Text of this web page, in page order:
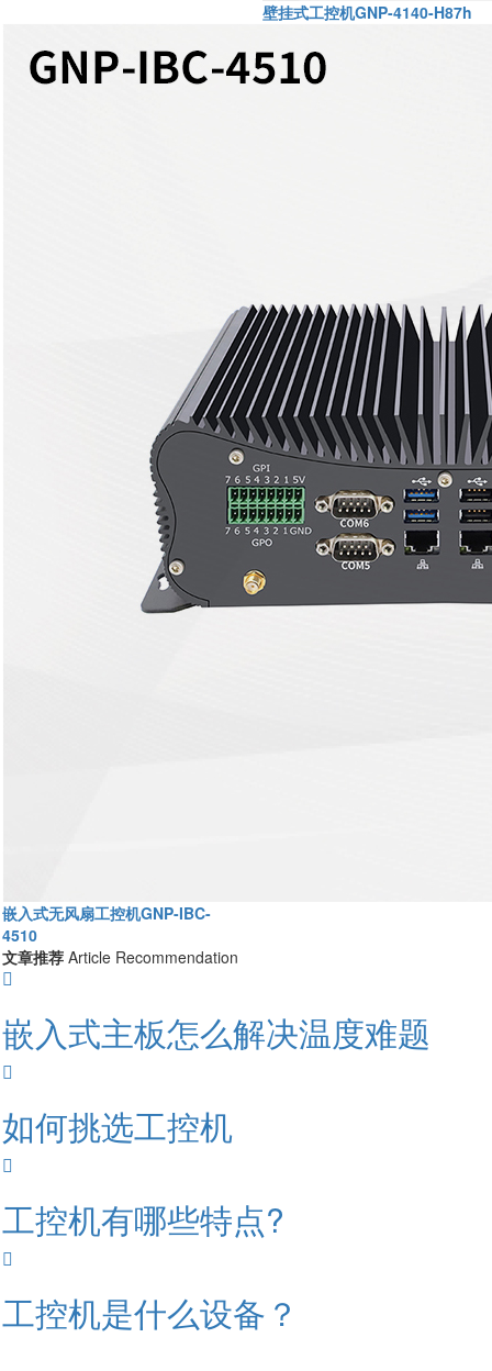
壁挂式工控机GNP-4140-H87h
嵌入式无风扇工控机GNP-IBC-
4510
文章推荐 Article Recommendation
嵌入式主板怎么解决温度难题
如何挑选工控机
工控机有哪些特点?
工控机是什么设备？